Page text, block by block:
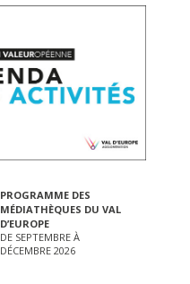
PROGRAMME DES
MÉDIATHÈQUES DU VAL
D’EUROPE
DE SEPTEMBRE À
DÉCEMBRE 2026